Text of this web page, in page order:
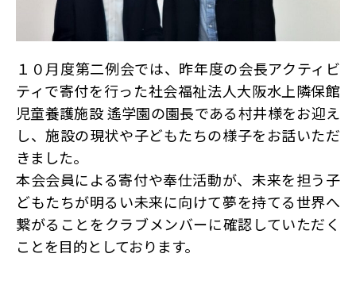
１０月度第二例会では、昨年度の会長アクティビ
ティで寄付を行った社会福祉法人大阪水上隣保館
児童養護施設 遙学園の園長である村井様をお迎え
し、施設の現状や子どもたちの様子をお話いただ
きました。
本会会員による寄付や奉仕活動が、未来を担う子
どもたちが明るい未来に向けて夢を持てる世界へ
繋がることをクラブメンバーに確認していただく
ことを目的としております。